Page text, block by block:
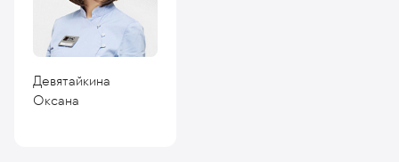
Девятайкина
Оксана